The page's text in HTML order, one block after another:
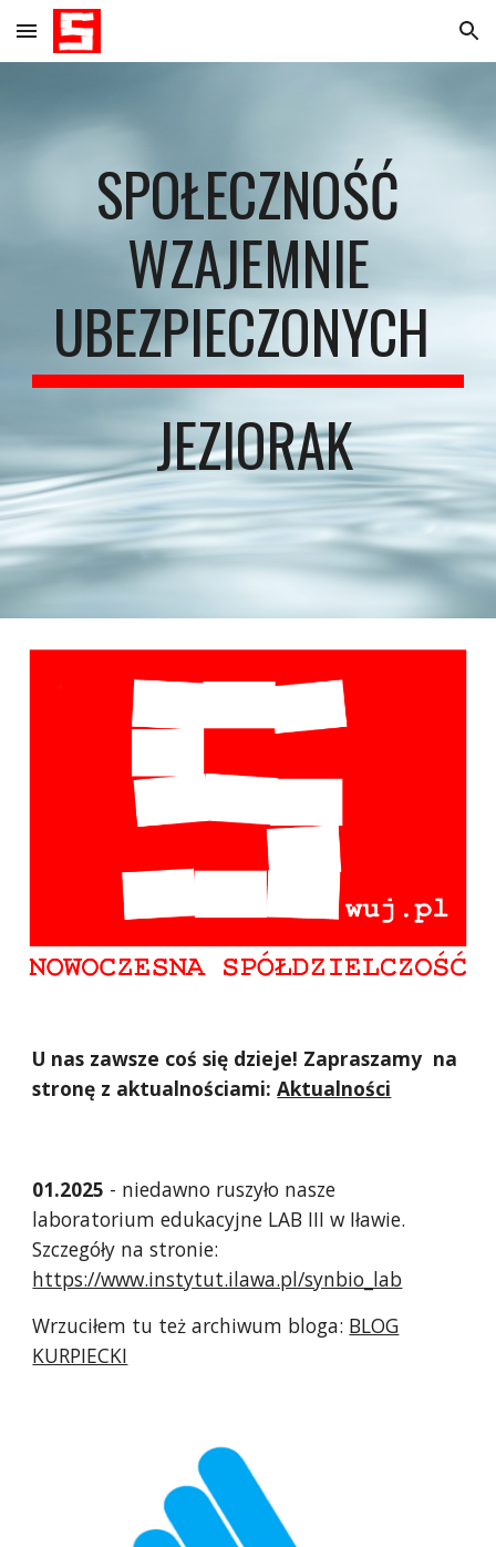
Skip to main content Skip to navigation
SPOŁECZNOŚĆ
WZAJEMNIE
UBEZPIECZONYCH
JEZIORAK
U nas zawsze coś się dzieje! Zapraszamy na
stronę z aktualnościami:Aktualności
01.2025 - niedawno ruszyło nasze
laboratorium edukacyjne LAB III w Iławie.
Szczegóły na stronie:
https://www.instytut.ilawa.pl/synbio_lab
Wrzuciłem tu też archiwum bloga: BLOG
KURPIECKI